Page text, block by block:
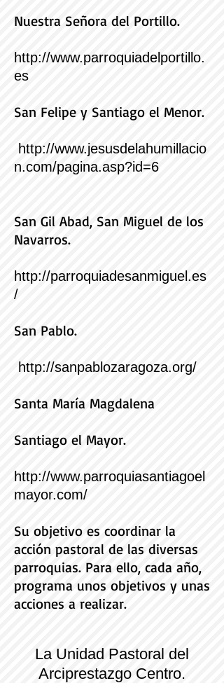
Nuestra Señora del Portillo.
http://www.parroquiadelportillo.
es
San Felipe y Santiago el Menor.
http://www.jesusdelahumillacio
n.com/pagina.asp?id=6
San Gil Abad, San Miguel de los
Navarros.
http://parroquiadesanmiguel.es
/
San Pablo.
http://sanpablozaragoza.org/
Santa María Magdalena
Santiago el Mayor.
http://www.parroquiasantiagoel
mayor.com/
Su objetivo es coordinar la
acción pastoral de las diversas
parroquias. Para ello, cada año,
programa unos objetivos y unas
acciones a realizar.
La Unidad Pastoral del
Arciprestazgo Centro.